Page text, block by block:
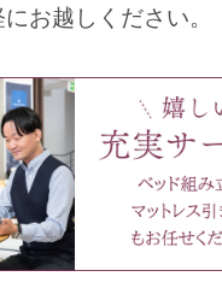
お越しください。